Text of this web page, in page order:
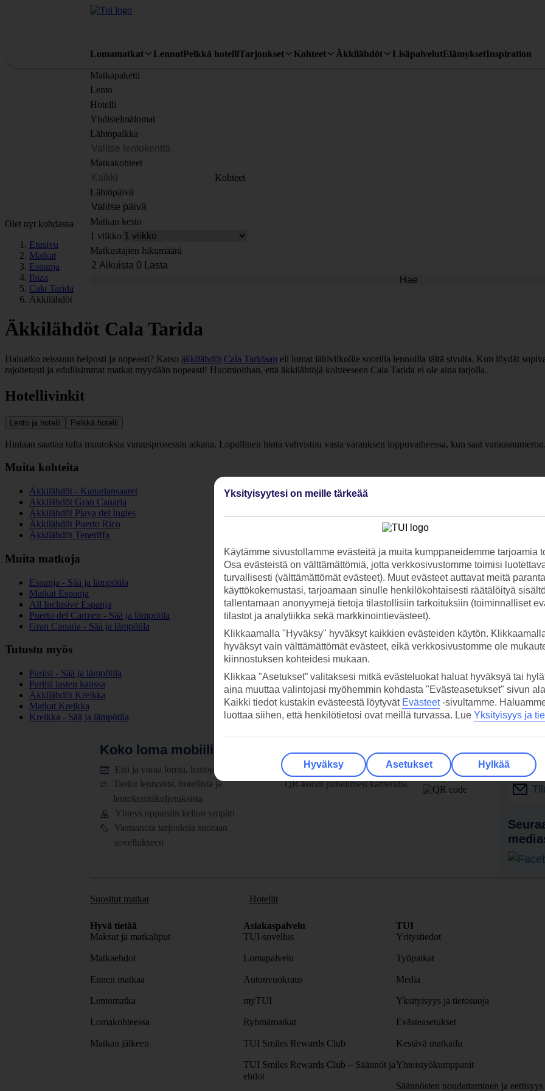
Lomamatkat LennotPelkkä hotelliTarjoukset Kohteet Äkkilähdöt LisäpalvelutElämyksetInspiration
Matkapaketti
Lento
Hotelli
Yhdistelmälomat
Lähtöpaikka
Matkakohteet
Kohteet
Lähtöpäivä
Matkan kesto
1 viikko
Matkustajien lukumäärä
Hae
Olet nyt kohdassa
Etusivu
Matkat
Espanja
Ibiza
Cala Tarida
Äkkilähdöt
Äkkilähdöt Cala Tarida
Haluatko reissuun helposti ja nopeasti? Katso äkkilähdöt Cala Taridaan eli lomat lähiviikoille suorilla lennoilla tältä sivulta. Kun löydät
rajoitetusti ja edullisimmat matkat myydään nopeasti! Huomioithan, että äkkilähtöjä kohteeseen Cala Tarida ei ole aina tarjolla.
Hotellivinkit
Lento ja hotelli Pelkkä hotelli
Hintaan saattaa tulla muutoksia varausprosessin aikana. Lopullinen hinta vahvistuu vasta varauksen loppuvaiheessa, kun saat varausnumeron.
Muita kohteita
Äkkilähdöt - Kanariansaaret
Äkkilähdöt Gran Canaria
Äkkilähdöt Playa del Ingles
Äkkilähdöt Puerto Rico
Äkkilähdöt Teneriffa
Muita matkoja
Espanja - Sää ja lämpötila
Matkat Espanja
All Inclusive Espanja
Puerto del Carmen - Sää ja lämpötila
Gran Canaria - Sää ja lämpötila
Tutustu myös
Pariisi - Sää ja lämpötila
Pariisi lasten kanssa
Äkkilähdöt Kreikka
Matkat Kreikka
Kreikka - Sää ja lämpötila
Koko loma mobiilissa. Lataa TUI-sovellus nyt!
Etsi ja varaa lomia, lentoja ja hotelleja
Tiedot lennoista, hotellista ja
lentokenttäkuljetuksista
Yhteys oppaisiin kellon ympäri
Vastaanota tarjouksia suoraan
sovellukseen
Lataa sovellus kätevästi lukemalla
QR-koodi puhelimesi kameralla.
Suositut matkat Hotellit
Hyvä tietää
Maksut ja matkaliput
Matkaehdot
Ennen matkaa
Lentomatka
Lomakohteessa
Matkan jälkeen
Asiakaspalvelu
TUI-sovellus
Lomapalvelu
Autonvuokraus
myTUI
Ryhmämatkat
TUI Smiles Rewards Club
TUI Smiles Rewards Club – Säännöt ja
ehdot
TUI
Yritystiedot
Työpaikat
Media
Yksityisyys ja tietosuoja
Evästeasetukset
Kestävä matkailu
Yhteistyökumppanit
Säännösten noudattaminen ja eettisyys
Yksityisyytesi on meille tärkeää
Käytämme sivustollamme evästeitä ja muita kumppaneidemme tarjoamia
Osa evästeistä on välttämättömiä, jotta verkkosivustomme toimisi
turvallisesti (välttämättömät evästeet). Muut evästeet auttavat meitä
käyttökokemustasi, tarjoamaan sinulle henkilökohtaisesti räätälöityä
tallentamaan anonyymejä tietoja tilastollisiin tarkoituksiin (toiminnalliset
tilastot ja analytiikka sekä markkinointievästeet).
Klikkaamalla "Hyväksy" hyväksyt kaikkien evästeiden käytön.
hyväksyt vain välttämättömät evästeet, eikä verkkosivustomme ole
kiinnostuksen kohteidesi mukaan.
Klikkaa "Asetukset” valitaksesi mitkä evästeluokat haluat hyväksyä tai
aina muuttaa valintojasi myöhemmin kohdasta "Evästeasetukset" sivun
Kaikki tiedot kustakin evästeestä löytyvät Evästeet-sivultamme.
luottaa siihen, että henkilötietosi ovat meillä turvassa. Lue Yksityisyys ja
Hyväksy Asetukset Hylkää